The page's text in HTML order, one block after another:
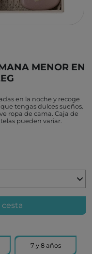
MENOR EN
en la noche y recoge
tengas dulces sueños.
ropa de cama. Caja de
pueden variar.
cesta
7 y 8 años